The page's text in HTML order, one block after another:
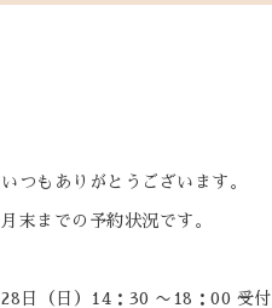
いつもありがとうございます。
月末までの予約状況です。
28日（日）14：30 〜18：00 受付